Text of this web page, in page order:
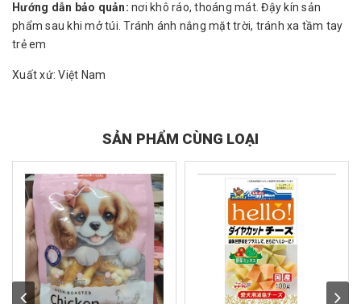
Hướng dẫn bảo quản: nơi khô ráo, thoáng mát. Đậy kín sản
phẩm sau khi mở túi. Tránh ánh nắng mặt trời, tránh xa tầm tay
trẻ em
Xuất xứ: Việt Nam
SẢN PHẨM CÙNG LOẠI